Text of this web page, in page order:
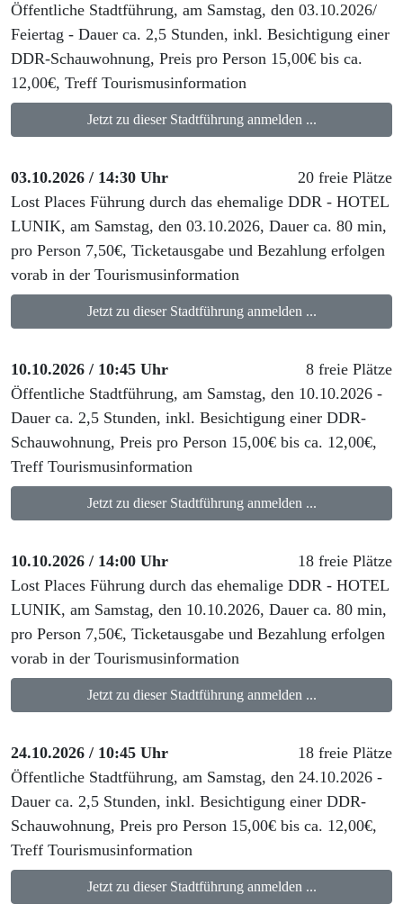
Öffentliche Stadtführung, am Samstag, den 03.10.2026/
Feiertag - Dauer ca. 2,5 Stunden, inkl. Besichtigung einer
DDR-Schauwohnung, Preis pro Person 15,00€ bis ca.
12,00€, Treff Tourismusinformation
Jetzt zu dieser Stadtführung anmelden ...
03.10.2026 / 14:30 Uhr
20 freie Plätze
Lost Places Führung durch das ehemalige DDR - HOTEL
LUNIK, am Samstag, den 03.10.2026, Dauer ca. 80 min,
pro Person 7,50€, Ticketausgabe und Bezahlung erfolgen
vorab in der Tourismusinformation
Jetzt zu dieser Stadtführung anmelden ...
10.10.2026 / 10:45 Uhr
8 freie Plätze
Öffentliche Stadtführung, am Samstag, den 10.10.2026 -
Dauer ca. 2,5 Stunden, inkl. Besichtigung einer DDR-
Schauwohnung, Preis pro Person 15,00€ bis ca. 12,00€,
Treff Tourismusinformation
Jetzt zu dieser Stadtführung anmelden ...
10.10.2026 / 14:00 Uhr
18 freie Plätze
Lost Places Führung durch das ehemalige DDR - HOTEL
LUNIK, am Samstag, den 10.10.2026, Dauer ca. 80 min,
pro Person 7,50€, Ticketausgabe und Bezahlung erfolgen
vorab in der Tourismusinformation
Jetzt zu dieser Stadtführung anmelden ...
24.10.2026 / 10:45 Uhr
18 freie Plätze
Öffentliche Stadtführung, am Samstag, den 24.10.2026 -
Dauer ca. 2,5 Stunden, inkl. Besichtigung einer DDR-
Schauwohnung, Preis pro Person 15,00€ bis ca. 12,00€,
Treff Tourismusinformation
Jetzt zu dieser Stadtführung anmelden ...